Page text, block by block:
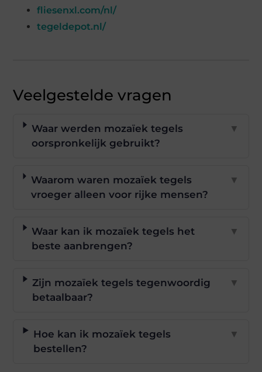
fliesenxl.com/nl/
tegeldepot.nl/
Veelgestelde vragen
Waar werden mozaïek tegels
oorspronkelijk gebruikt?
▼
Waarom waren mozaïek tegels
vroeger alleen voor rijke mensen?
▼
Waar kan ik mozaïek tegels het
beste aanbrengen?
▼
Zijn mozaïek tegels tegenwoordig
betaalbaar?
▼
Hoe kan ik mozaïek tegels
bestellen?
▼